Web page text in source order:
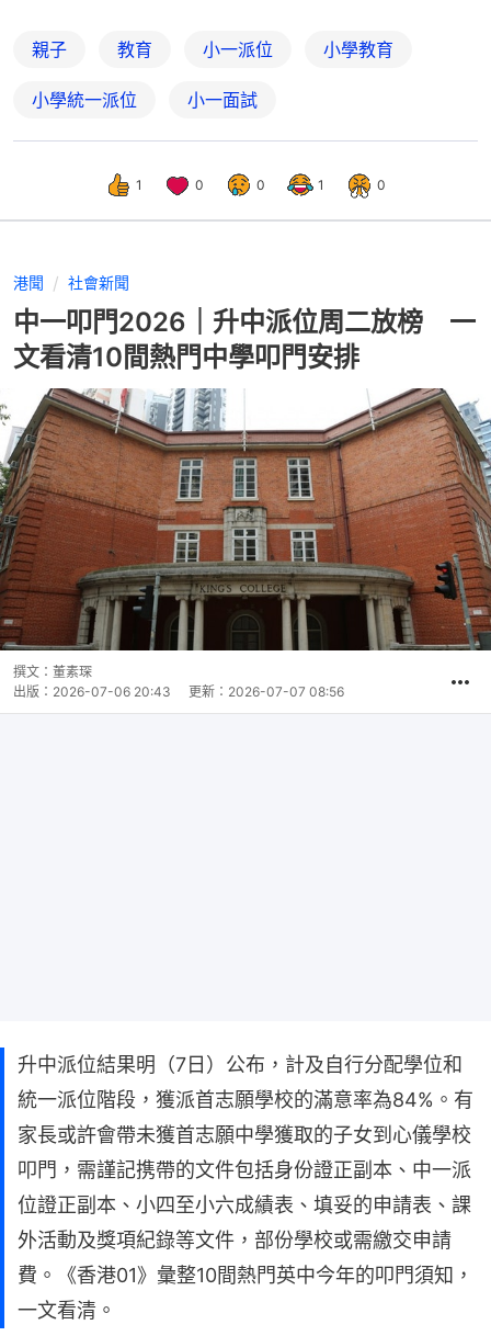
親子 教育 小一派位 小學教育
小學統一派位 小一面試
1 0 0 1 0
港聞 社會新聞
中一叩門2026｜升中派位周二放榜 一
文看清10間熱門中學叩門安排
撰文： 董素琛
出版： 2026-07-06 20:43 更新： 2026-07-07 08:56
升中派位結果明（7日）公布，計及自行分配學位和
統一派位階段，獲派首志願學校的滿意率為84%。有
家長或許會帶未獲首志願中學獲取的子女到心儀學校
叩門，需謹記携帶的文件包括身份證正副本、中一派
位證正副本、小四至小六成績表、填妥的申請表、課
外活動及獎項紀錄等文件，部份學校或需繳交申請
費。《香港01》彙整10間熱門英中今年的叩門須知，
一文看清。